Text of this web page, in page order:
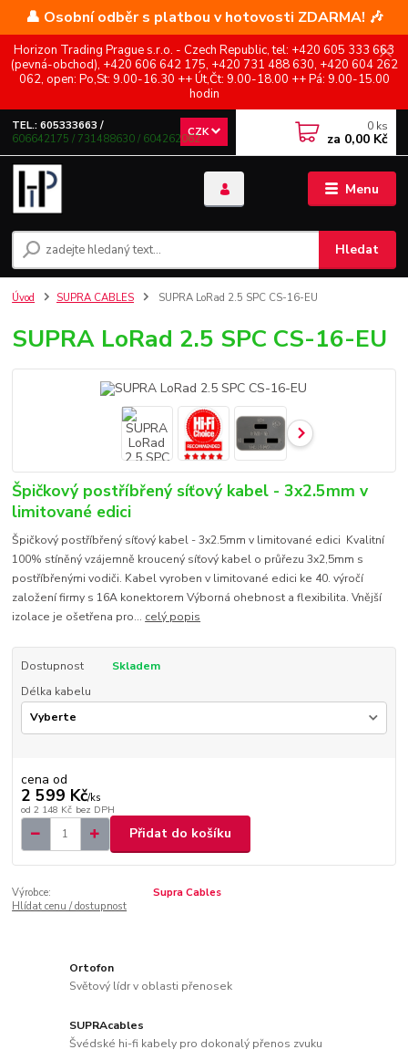
👤 Osobní odběr s platbou v hotovosti ZDARMA! 🎶
Horizon Trading Prague s.r.o. - Czech Republic, tel: +420 605 333 663
(pevná-obchod), +420 606 642 175, +420 731 488 630, +420 604 262
062, open: Po,St: 9.00-16.30 ++ Út,Čt: 9.00-18.00 ++ Pá: 9.00-15.00
hodin
Menu
CZK
Hledat
TEL.: 605333663 /
606642175 / 731488630 / 604262062
0 ks
za 0,00 Kč
Úvod SUPRA CABLES SUPRA LoRad 2.5 SPC CS-16-EU
SUPRA LoRad 2.5 SPC CS-16-EU
Špičkový postříbřený síťový kabel - 3x2.5mm v
limitované edici
Špičkový postříbřený síťový kabel - 3x2.5mm v limitované edici Kvalitní
100% stíněný vzájemně kroucený síťový kabel o průřezu 3x2,5mm s
postříbřenými vodiči. Kabel vyroben v limitované edici ke 40. výročí
založení firmy s 16A konektorem Výborná ohebnost a flexibilita. Vnější
izolace je ošetřena pro... celý popis
Dostupnost
Skladem
Délka kabelu
cena od
2 599 Kč/ks
od 2 148 Kč bez DPH
Přidat do košíku
Výrobce:
Supra Cables
Hlídat cenu / dostupnost
Ortofon
Světový lídr v oblasti přenosek
SUPRAcables
Švédské hi-fi kabely pro dokonalý přenos zvuku